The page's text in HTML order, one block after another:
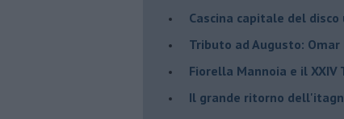
​Cascina capitale del
Tributo ad Augusto: Omar
​Fiorella Mannoia e il XXIV
Il grande ritorno